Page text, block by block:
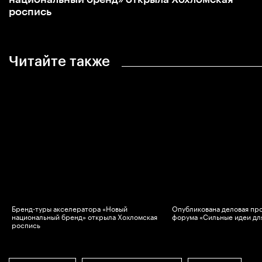
Читайте также
Бренд-туры акселератора «Новый
национальный бренд» открыла Хохломская
роспись
Опубликована деловая
форума «Сильные идеи
роспись